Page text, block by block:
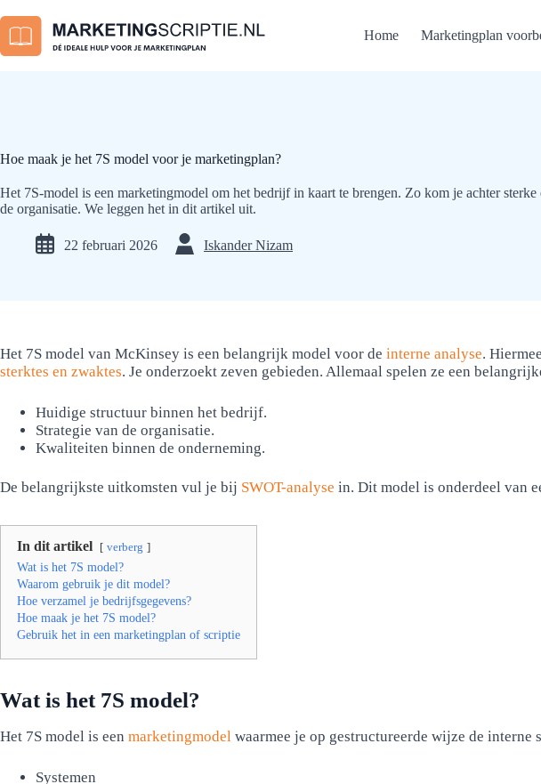
naar
inhoud
Home Marketingplan
Hoe maak je het 7S model voor je marketingplan?
Het 7S-model is een marketingmodel om het bedrijf in kaart te brengen. Zo kom je achter
de organisatie. We leggen het in dit artikel uit.
22 februari 2026 Iskander Nizam
Het 7S model van McKinsey is een belangrijk model voor de interne analyse.
sterktes en zwaktes. Je onderzoekt zeven gebieden. Allemaal spelen ze een
Huidige structuur binnen het bedrijf.
Strategie van de organisatie.
Kwaliteiten binnen de onderneming.
De belangrijkste uitkomsten vul je bij SWOT-analyse in. Dit model is onderdeel van
In dit artikel verberg
Wat is het 7S model?
Waarom gebruik je dit model?
Hoe verzamel je bedrijfsgegevens?
Hoe maak je het 7S model?
Gebruik het in een marketingplan of scriptie
Wat is het 7S model?
Het 7S model is een marketingmodel waarmee je op gestructureerde wijze de
Systemen